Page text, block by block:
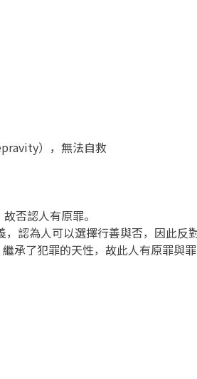
），無法自救
否認人有原罪。
認為人可以選擇行善與否，因此反
承了犯罪的天性，故此人有原罪與罪